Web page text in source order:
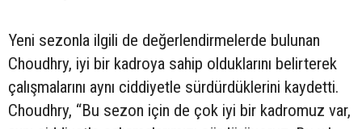
Yeni sezonla ilgili de değerlendirmelerde bulunan
Choudhry, iyi bir kadroya sahip olduklarını belirterek
çalışmalarını aynı ciddiyetle sürdürdüklerini kaydetti.
Choudhry, “Bu sezon için de çok iyi bir kadromuz var,